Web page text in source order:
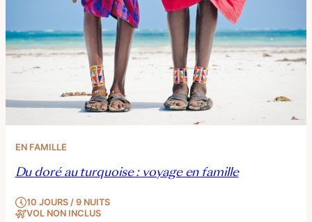
EN FAMILLE
Du doré au turquoise : voyage en famille
10 JOURS / 9 NUITS
VOL NON INCLUS